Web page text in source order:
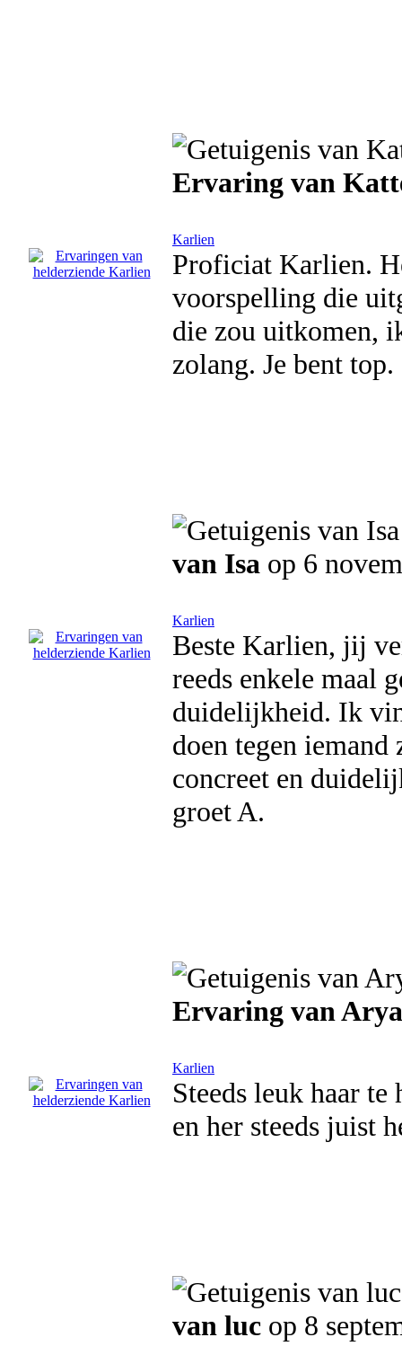
Ervaring van
Karlien
Proficiat Karlien.
voorspelling die
die zou uitkomen,
zolang. Je bent
van Isa op 6
Karlien
Beste Karlien, jij
reeds enkele maal
duidelijkheid. Ik
doen tegen
concreet en
groet A.
Ervaring van
Karlien
Steeds leuk haar
en her steeds juist
van luc op 8